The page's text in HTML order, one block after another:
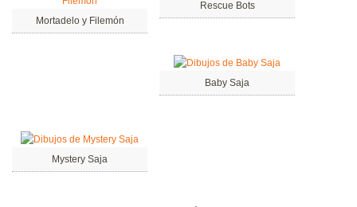
Mortadelo y Filemón
Rescue Bots
Baby Saja
Mystery Saja